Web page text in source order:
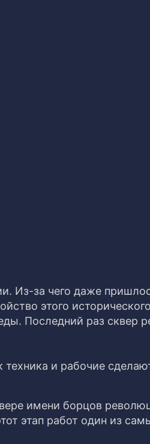
Из-за чего даже
этого
Последний раз сквер
техника и рабочие
имени борцов
этап работ один из